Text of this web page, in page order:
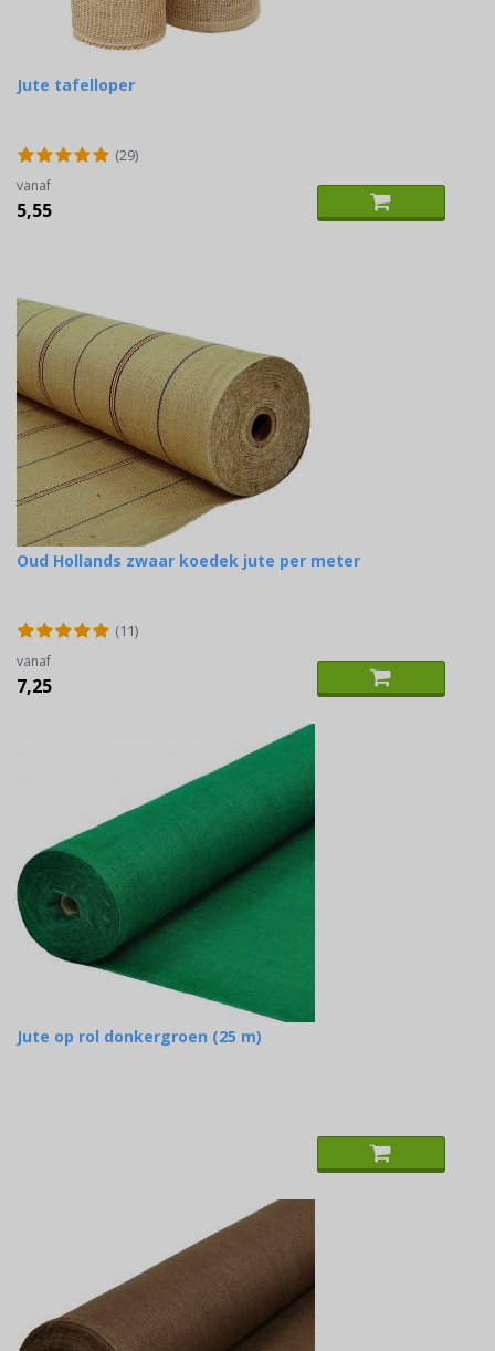
Jute tafelloper
(29)
vanaf
5,55
Oud Hollands zwaar koedek jute per meter
(11)
vanaf
7,25
Jute op rol donkergroen (25 m)